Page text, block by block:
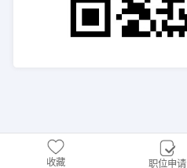
收藏 职位申请